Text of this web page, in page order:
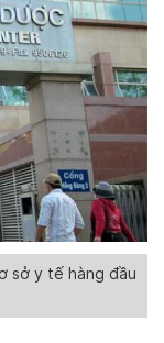
sở y tế hàng đầu